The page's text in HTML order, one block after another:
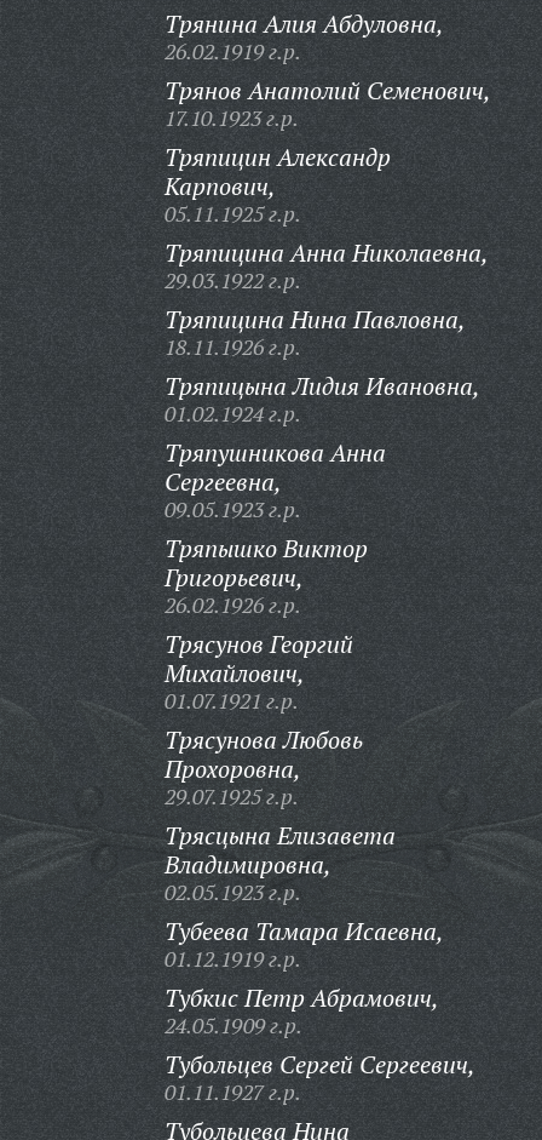
Трянина Алия Абдуловна,
26.02.1919 г.р.
Трянов Анатолий Семенович,
17.10.1923 г.р.
Тряпицин Александр
Карпович,
05.11.1925 г.р.
Тряпицина Анна Николаевна,
29.03.1922 г.р.
Тряпицина Нина Павловна,
18.11.1926 г.р.
Тряпицына Лидия Ивановна,
01.02.1924 г.р.
Тряпушникова Анна
Сергеевна,
09.05.1923 г.р.
Тряпышко Виктор
Григорьевич,
26.02.1926 г.р.
Трясунов Георгий
Михайлович,
01.07.1921 г.р.
Трясунова Любовь
Прохоровна,
29.07.1925 г.р.
Трясцына Елизавета
Владимировна,
02.05.1923 г.р.
Тубеева Тамара Исаевна,
01.12.1919 г.р.
Тубкис Петр Абрамович,
24.05.1909 г.р.
Тубольцев Сергей Сергеевич,
01.11.1927 г.р.
Тубольцева Нина